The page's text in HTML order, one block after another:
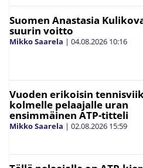
Suomen Anastasia
suurin voitto
Mikko Saarela | 04.08.2026 10:16
Vuoden erikoisin
kolmelle pelaajalle uran
ensimmäinen ATP-titteli
Mikko Saarela | 02.08.2026 15:59